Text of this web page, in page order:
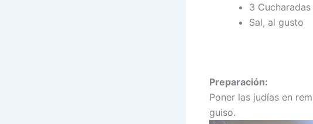
3
Sal, al gusto
Preparación:
Poner las judías en
guiso.